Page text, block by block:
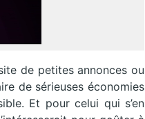
de petites annonces ou
de sérieuses économies
Et pour celui qui s’en